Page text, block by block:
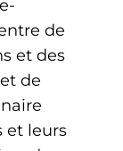
de
et des
de
et leurs